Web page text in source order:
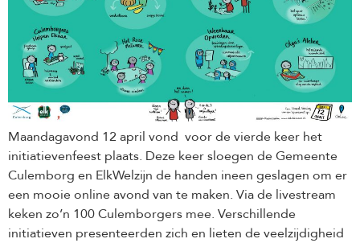
Maandagavond 12 april vond voor de vierde keer het
initiatievenfeest plaats. Deze keer sloegen de Gemeente
Culemborg en ElkWelzijn de handen ineen geslagen om er
een mooie online avond van te maken. Via de livestream
keken zo’n 100 Culemborgers mee. Verschillende
initiatieven presenteerden zich en lieten de veelzijdigheid